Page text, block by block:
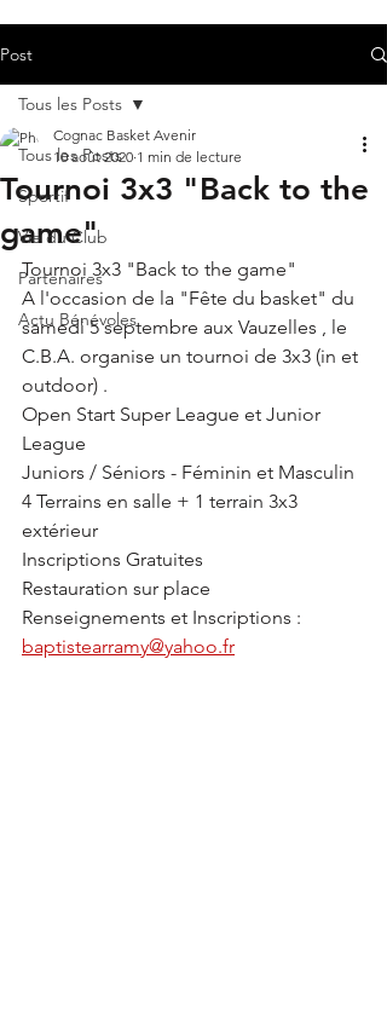
Post
Tous les Posts
Sportif
Vie du Club
Partenaires
Actu Bénévoles
Tous les Posts
Tournoi 3x3 "Back to the
game"
Cognac Basket Avenir
10 août 2020 1 min de lecture
Tournoi 3x3 "Back to the game"
A l'occasion de la "Fête du basket" du
samedi 5 septembre aux Vauzelles , le
C.B.A. organise un tournoi de 3x3 (in et
outdoor) .
Open Start Super League et Junior
League
Juniors / Séniors - Féminin et Masculin
4 Terrains en salle + 1 terrain 3x3
extérieur
Inscriptions Gratuites
Restauration sur place
Renseignements et Inscriptions :
baptistearramy@yahoo.fr